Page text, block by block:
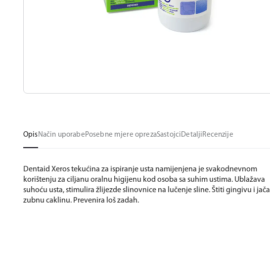
OpisNačin uporabePosebne mjere oprezaSastojciDetaljiRecenzije
Dentaid Xeros tekućina za ispiranje usta namijenjena je svakodnevnom
korištenju za ciljanu oralnu higijenu kod osoba sa suhim ustima. Ublažava
suhoću usta, stimulira žlijezde slinovnice na lučenje sline. Štiti gingivu i jača
zubnu caklinu. Prevenira loš zadah.